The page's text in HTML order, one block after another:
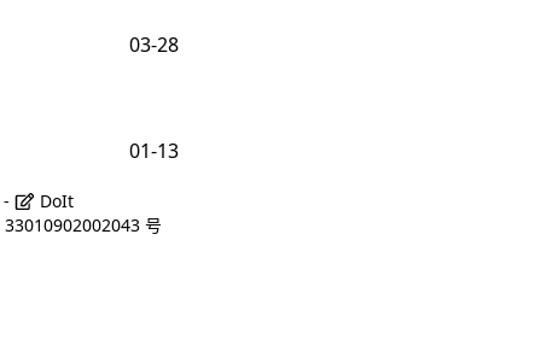
03-28
01-13
DoIt
号